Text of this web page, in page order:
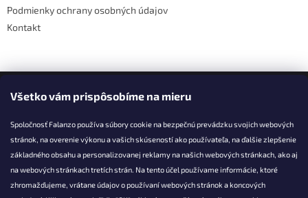
Všetko vám prispôsobíme na mieru
Spoločnosť Falanzo používa súbory cookie na bezpečnú prevádzku svojich webových
stránok, na overenie výkonu a vašich skúseností ako používateľa, na ďalšie zlepšenie
základného obsahu a personalizovanej reklamy na našich webových stránkach, ako aj
na webových stránkach tretích strán. Na tento účel používame informácie, ktoré
zhromažďujeme, vrátane údajov o používaní webových stránok a koncových
Podmienky ochrany osobných údajov
Kontakt
Facebook
KONTAKT
info@falanzo.sk